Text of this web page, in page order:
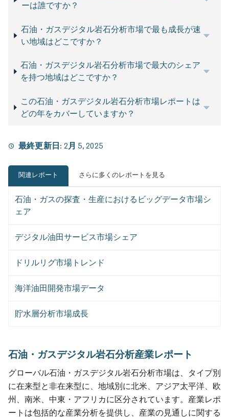
ーは誰ですか？
石油・ガスデジタル岩石分析市場で最も成長が速
い地域はどこですか？
石油・ガスデジタル岩石分析市場で最大のシェア
を持つ地域はどこですか？
この石油・ガスデジタル岩石分析市場レポートは
どの年をカバーしていますか？
最終更新日: 2月 5, 2025
関連レポート さらに多くのレポートを見る
石油・ガスの探査・生産におけるビッグデータ市場シ
ェア
デジタル油田サービス市場シェア
ドリルリグ市場トレンド
海洋油田開発市場データ
貯水層分析市場成長
石油・ガスデジタル岩石分析産業レポート
グローバル石油・ガスデジタル岩石分析市場は、タイプ別
に在来型と非在来型に、地域別に北米、アジア太平洋、欧
州、南米、中東・アフリカに区分されています。産業レポ
ートは包括的な産業分析を提供し、産業の見通しに関する